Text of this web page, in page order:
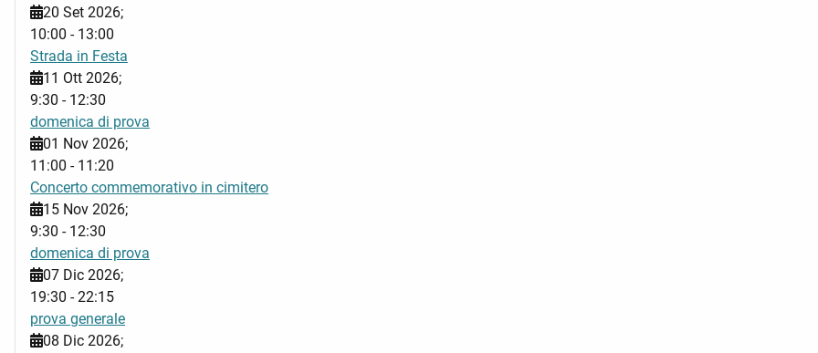
20 Set 2026;
10:00 - 13:00
Strada in Festa
11 Ott 2026;
9:30 - 12:30
domenica di prova
01 Nov 2026;
11:00 - 11:20
Concerto commemorativo in cimitero
15 Nov 2026;
9:30 - 12:30
domenica di prova
07 Dic 2026;
19:30 -22:15
prova generale
08 Dic 2026;